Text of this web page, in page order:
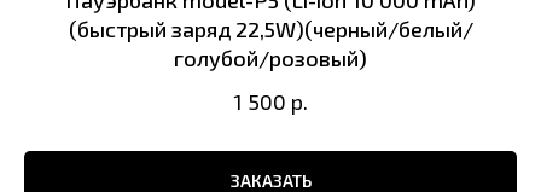
(быстрый заряд 22,5W)(черный/белый/
голубой/розовый)
1 500 р.
ЗАКАЗАТЬ